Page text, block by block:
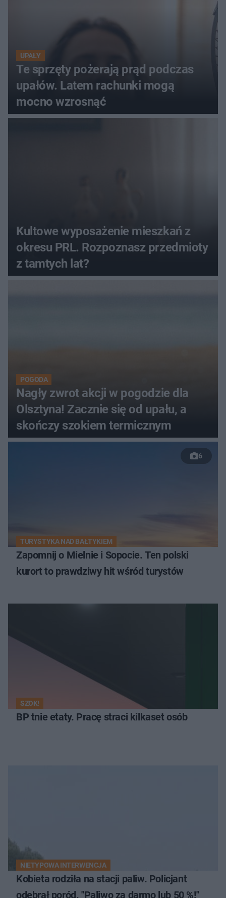
UPAŁY
Te sprzęty pożerają prąd podczas
upałów. Latem rachunki mogą
mocno wzrosnąć
Kultowe wyposażenie mieszkań z
okresu PRL. Rozpoznasz przedmioty
z tamtych lat?
POGODA
Nagły zwrot akcji w pogodzie dla
Olsztyna! Zacznie się od upału, a
skończy szokiem termicznym
6
TURYSTYKA NAD BAŁTYKIEM
Zapomnij o Mielnie i Sopocie. Ten polski
kurort to prawdziwy hit wśród turystów
SZOK!
BP tnie etaty. Pracę straci kilkaset osób
NIETYPOWA INTERWENCJA
Kobieta rodziła na stacji paliw. Policjant
odebrał poród. "Paliwo za darmo lub 50 %!"